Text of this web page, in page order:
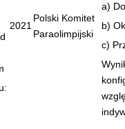
2021
Polski Komitet
Paraolimpijski
a)
b)
c)